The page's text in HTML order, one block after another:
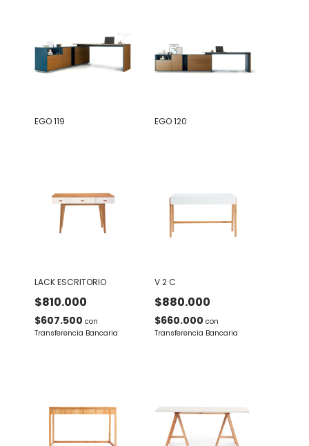
EGO 119 EGO 120
LACK ESCRITORIO
$810.000
$607.500 con
Transferencia Bancaria
V 2 C
$880.000
$660.000 con
Transferencia Bancaria